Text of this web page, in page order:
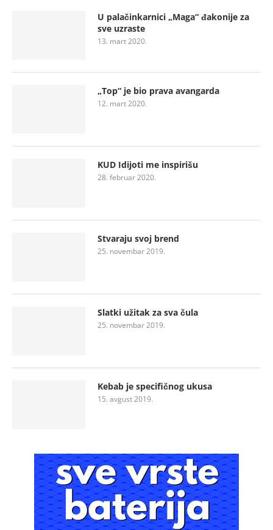
U palačinkarnici „Maga“ đakonije za
sve uzraste
13. mart 2020.
„Top“ je bio prava avangarda
12. mart 2020.
KUD Idijoti me inspirišu
28. februar 2020.
Stvaraju svoj brend
25. novembar 2019.
Slatki užitak za sva čula
25. novembar 2019.
Kebab je specifičnog ukusa
15. avgust 2019.